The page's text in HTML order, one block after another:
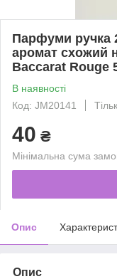
Парфуми ручка
аромат схожий
Baccarat Rouge
В наявності
Код: JM20141
40 ₴
Мінімальна сума
Опис
Опис